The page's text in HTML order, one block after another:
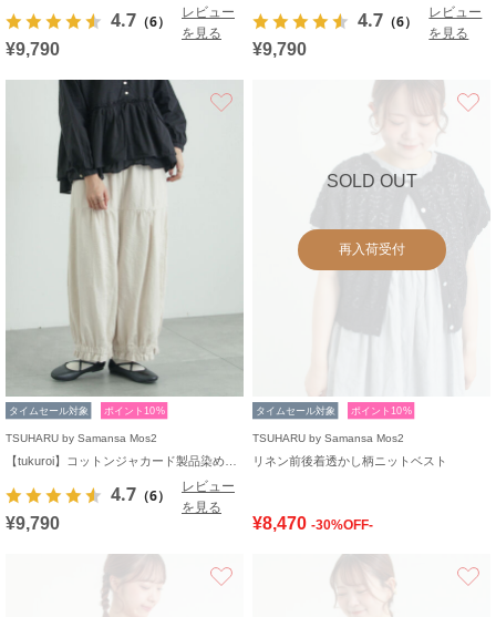
4.7 （6）
レビュー
を見る
¥9,790
4.7 （6）
レビュー
を見る
¥9,790
タイムセール対象 ポイント10%
TSUHARU by Samansa Mos2
4.7 （6）
レビュー
を見る
¥9,790
SOLD OUT
再入荷受付
タイムセール対象 ポイント10%
TSUHARU by Samansa Mos2
リネン前後着透かし柄ニットベスト
¥8,470 -30%OFF-